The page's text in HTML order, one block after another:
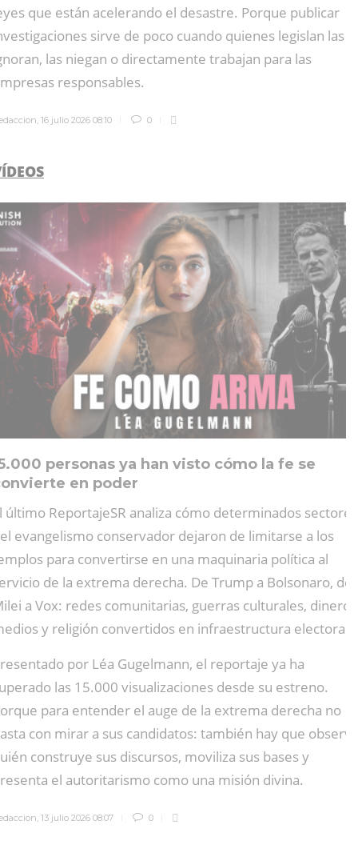
que están acelerando el desastre. Porque publicar
sirve de poco cuando quienes legislan las
las niegan o directamente trabajan para las
responsables.
, 16 julio 2026 08:10 0
personas ya han visto cómo la fe se
en poder
último ReportajeSR analiza cómo determinados sectores
evangelismo conservador dejaron de limitarse a los
para convertirse en una maquinaria política al
de la extrema derecha. De Trump a Bolsonaro, de
a Vox: redes comunitarias, guerras culturales, dinero,
y religión convertidos en infraestructura electoral.
por Léa Gugelmann, el reportaje ya ha
las 15.000 visualizaciones desde su estreno.
para entender el auge de la extrema derecha no
con mirar a sus candidatos: también hay que
construye sus discursos, moviliza sus bases y
el autoritarismo como una misión divina.
, 13 julio 2026 08:07 0